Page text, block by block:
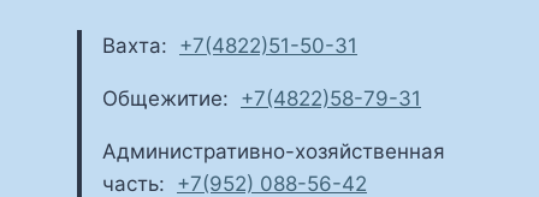
Вахта: +7(4822)51-50-31
Общежитие: +7(4822)58-79-31
Административно-хозяйственная
часть: +7(952) 088-56-42